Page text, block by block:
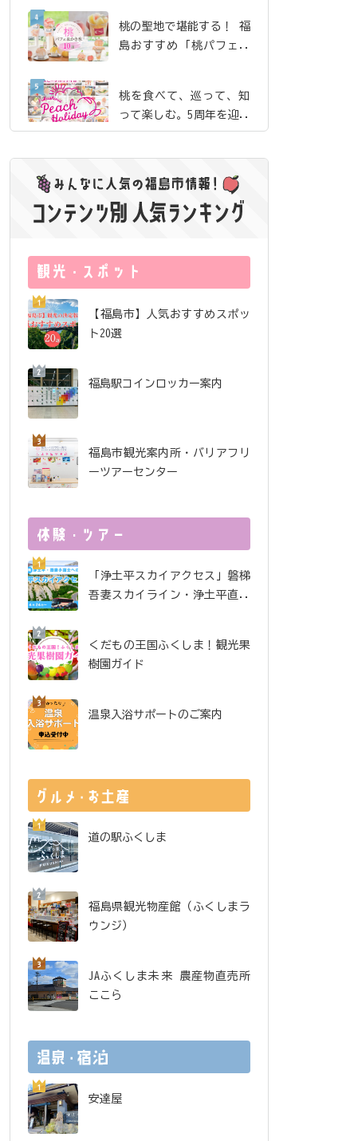
ホリデイ2026】
桃の聖地で堪能する！ 福
島おすすめ「桃パフェ＆
桃を食べて、巡って、知
って楽しむ。5周年を迎え
た「ふくしまピーチホリ
たい絶品桃ドリンク｜飯
坂・土湯・駅近 から3店
舗をご紹介【ピーチホリ
巡り！ 映画『免許返
納!?』の舞台を訪ねる福
島ドライブ
【福島市】人気おすすめスポッ
ト20選
福島駅コインロッカー案内
福島市観光案内所・バリアフリ
ーツアーセンター
「浄土平スカイアクセス」磐梯
吾妻スカイライン・浄土平直行
くだもの王国ふくしま！観光果
樹園ガイド
温泉入浴サポートのご案内
道の駅ふくしま
福島県観光物産館（ふくしまラ
ウンジ）
JAふくしま未来 農産物直売所
ここら
安達屋